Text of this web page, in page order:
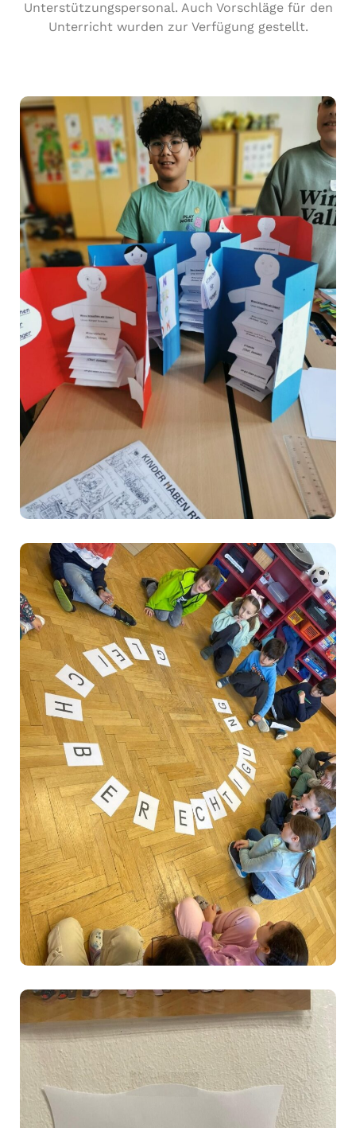
Unterstützungspersonal. Auch Vorschläge für den
Unterricht wurden zur Verfügung gestellt.